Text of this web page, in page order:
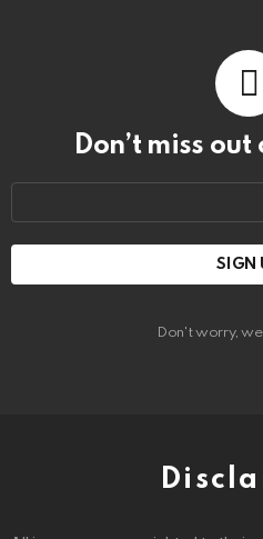
Don’t miss
Don't worry,